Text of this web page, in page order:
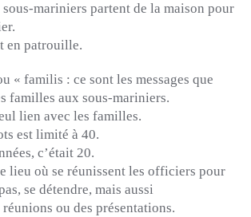
mariniers partent de la maison pour
.
en patrouille.
« familis : ce sont les messages que
familles aux sous-mariniers.
lien avec les familles.
est limité à 40.
, c’était 20.
lieu où se réunissent les officiers pour
se détendre, mais aussi
réunions ou des présentations.